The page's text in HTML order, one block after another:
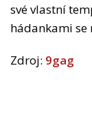
své vlastní
hádankami
Zdroj: 9gag